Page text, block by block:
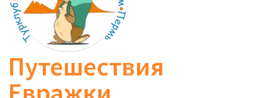
Путешествия